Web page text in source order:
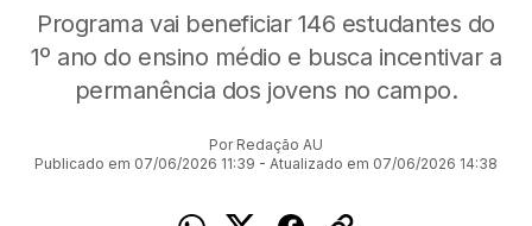
Programa vai beneficiar 146 estudantes do
1º ano do ensino médio e busca incentivar a
permanência dos jovens no campo.
Por Redação AU
Publicado em 07/06/2026 11:39 - Atualizado em 07/06/2026 14:38